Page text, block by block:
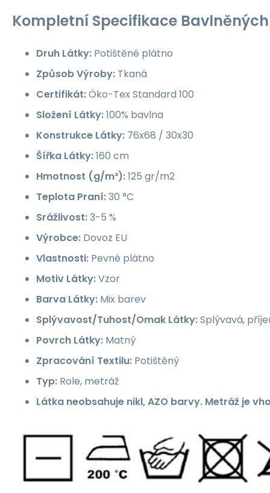
Kompletní Specifikace
Druh Látky: Potištěné plátno
Způsob Výroby: Tkaná
Certifikát:Öko-Tex Standard 100
Složení Látky:100% bavlna
Konstrukce Látky: 76x68 / 30x30
Šířka Látky:160 cm
Hmotnost (g/m²):125 gr/m2
Teplota Praní:30 °C
Srážlivost:3-5 %
Výrobce: Dovoz EU
Vlastnosti: Pevné plátno
Motiv Látky:Vzor
Barva Látky: Mix barev
Splývavost/Tuhost/Omak Látky:Splývavá,
Povrch Látky: Matný
Zpracování Textilu: Potištěný
Typ: Role, metráž
Látka neobsahuje nikl, AZO barvy. Metráž je